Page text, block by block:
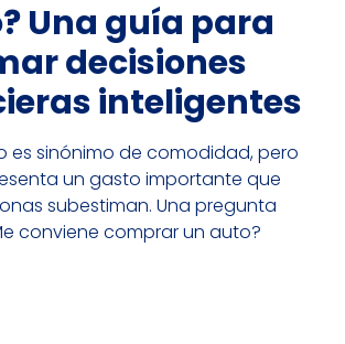
Una guía para
decisiones
inteligentes
es sinónimo de comodidad, pero
un gasto importante que
subestiman. Una pregunta
conviene comprar un auto?